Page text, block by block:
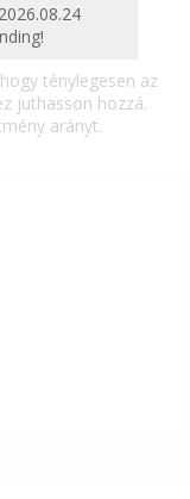
igazítva
ténylegesen az
juthasson hozzá.
arányt.